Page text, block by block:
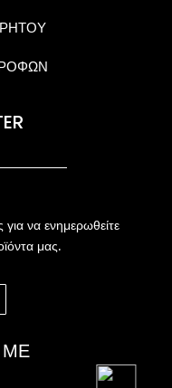
να ενημερωθείτε
μας.